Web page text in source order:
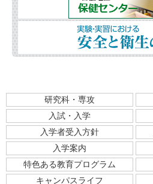
研究科・専攻
入試・入学
入学者受入方針
入学案内
特色ある教育プログラム
キャンパスライフ